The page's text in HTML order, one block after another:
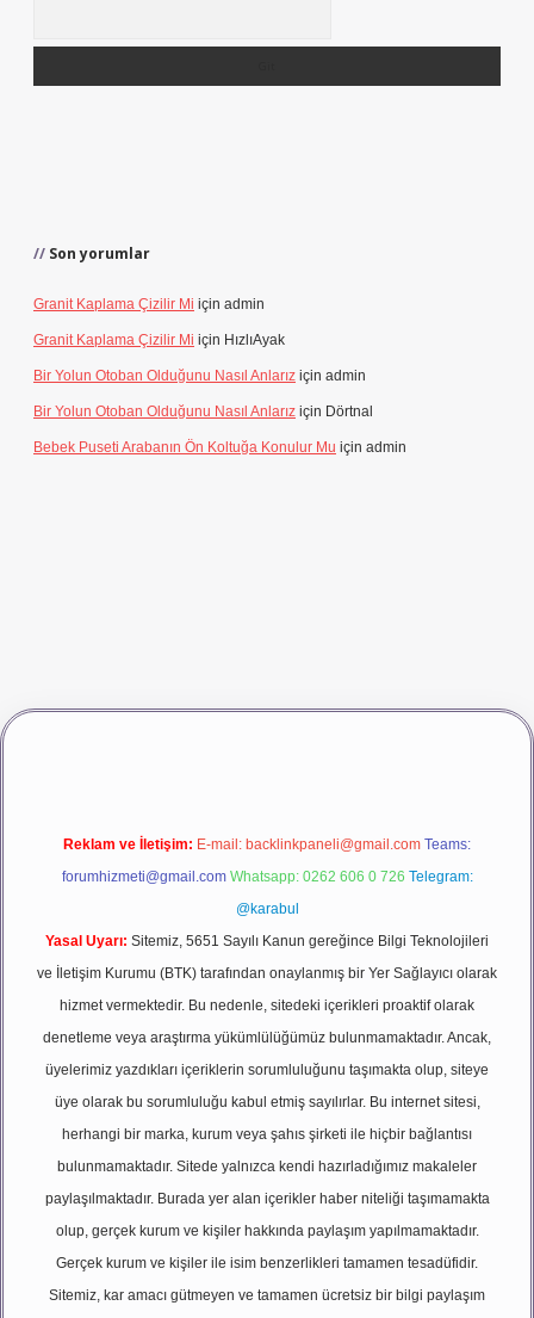
Son yorumlar
Granit Kaplama Çizilir Mi için admin
Granit Kaplama Çizilir Mi için HızlıAyak
Bir Yolun Otoban Olduğunu Nasıl Anlarız için admin
Bir Yolun Otoban Olduğunu Nasıl Anlarız için Dörtnal
Bebek Puseti Arabanın Ön Koltuğa Konulur Mu için admin
girişbetexper
Reklam ve İletişim: E-mail: backlinkpaneli@gmail.com Teams:
forumhizmeti@gmail.com Whatsapp: 0262 606 0 726 Telegram:
@karabul
Yasal Uyarı: Sitemiz, 5651 Sayılı Kanun gereğince Bilgi Teknolojileri
ve İletişim Kurumu (BTK) tarafından onaylanmış bir Yer Sağlayıcı olarak
hizmet vermektedir. Bu nedenle, sitedeki içerikleri proaktif olarak
denetleme veya araştırma yükümlülüğümüz bulunmamaktadır. Ancak,
üyelerimiz yazdıkları içeriklerin sorumluluğunu taşımakta olup, siteye
üye olarak bu sorumluluğu kabul etmiş sayılırlar. Bu internet sitesi,
herhangi bir marka, kurum veya şahıs şirketi ile hiçbir bağlantısı
bulunmamaktadır. Sitede yalnızca kendi hazırladığımız makaleler
paylaşılmaktadır. Burada yer alan içerikler haber niteliği taşımamakta
olup, gerçek kurum ve kişiler hakkında paylaşım yapılmamaktadır.
Gerçek kurum ve kişiler ile isim benzerlikleri tamamen tesadüfidir.
Sitemiz, kar amacı gütmeyen ve tamamen ücretsiz bir bilgi paylaşım